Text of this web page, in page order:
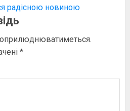
радісною новиною
*